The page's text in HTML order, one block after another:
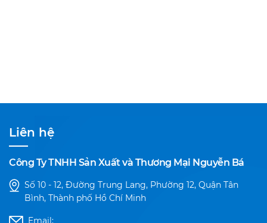
Liên hệ
Công Ty TNHH Sản Xuất và Thương Mại Nguyễn Bá
Số 10 - 12, Đường Trung Lang, Phường 12, Quận Tân
Bình, Thành phố Hồ Chí Minh
Email: